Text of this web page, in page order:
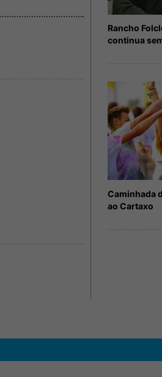
Rancho
continua
Caminhada
ao Cartaxo